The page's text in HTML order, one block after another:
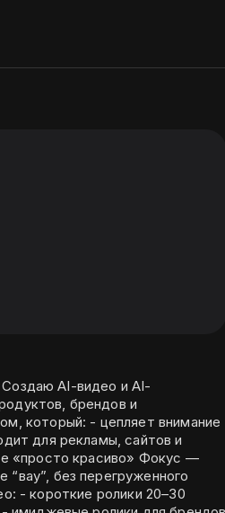
AI-видео и AI-
брендов и
без перегруженного